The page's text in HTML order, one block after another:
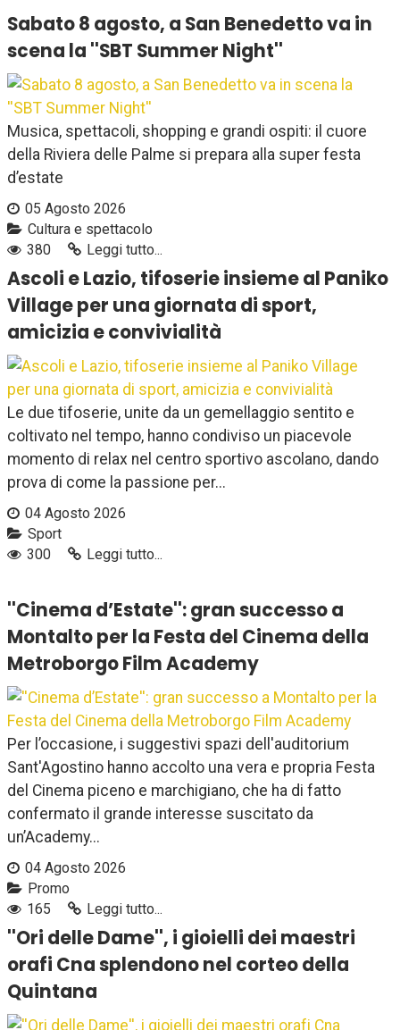
Sabato 8 agosto, a San Benedetto va in
scena la ''SBT Summer Night''
Musica, spettacoli, shopping e grandi ospiti: il cuore
della Riviera delle Palme si prepara alla super festa
d’estate
05 Agosto 2026
Cultura e spettacolo
380
Leggi tutto...
Ascoli e Lazio, tifoserie insieme al Paniko
Village per una giornata di sport,
amicizia e convivialità
Le due tifoserie, unite da un gemellaggio sentito e
coltivato nel tempo, hanno condiviso un piacevole
momento di relax nel centro sportivo ascolano, dando
prova di come la passione per...
04 Agosto 2026
Sport
300
Leggi tutto...
''Cinema d’Estate'': gran successo a
Montalto per la Festa del Cinema della
Metroborgo Film Academy
Per l’occasione, i suggestivi spazi dell'auditorium
Sant'Agostino hanno accolto una vera e propria Festa
del Cinema piceno e marchigiano, che ha di fatto
confermato il grande interesse suscitato da
un’Academy...
04 Agosto 2026
Promo
165
Leggi tutto...
''Ori delle Dame'', i gioielli dei maestri
orafi Cna splendono nel corteo della
Quintana